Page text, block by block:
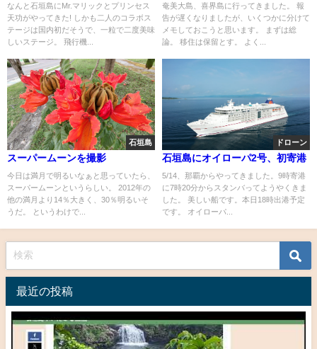
なんと石垣島にMr.マリックとプリンセス
天功がやってきた! しかも二人のコラボス
テージは国内初だそうで、一粒で二度美味
しいステージ。 飛行機...
奄美大島、喜界島に行ってきました。 報
告が遅くなりましたが、いくつかに分けて
メモしておこうと思います。 まずは総
論。 移住は保留とす。 よく...
石垣島
スーパームーンを撮影
今日は満月で明るいなぁと思っていたら、
スーパームーンというらしい。 2012年の
他の満月より14％大きく、30％明るいそ
うだ。 というわけで...
ドローン
石垣島にオイローパ2号、初寄港
5/14、那覇からやってきました。9時寄港
に7時20分からスタンバってようやくきま
した。 美しい船です。本日18時出港予定
です。 オイローパ...
最近の投稿